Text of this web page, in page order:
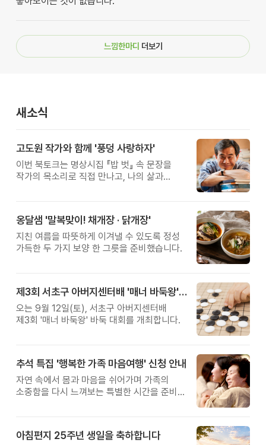
느낌한마디 더보기
새소식
고도원 작가와 함께 '풍덩 사랑하자'
이번 북토크는 명상시집 『밥 벗』 속 문장을
작가의 목소리로 직접 만나고, 나의 삶과
옹달샘 '말복맞이! 채개장 · 닭개장'
지친 여름을 따뜻하게 이겨낼 수 있도록 정성
가득한 두 가지 보양 한 그릇을 준비했습니다.
제3회 서초구 아버지센터배 '매너 바둑왕' 대회
오는 9월 12일(토), 서초구 아버지센터배
제3회 '매너 바둑왕' 바둑 대회를 개최합니다.
추석 특집 '행복한 가족 마음여행' 신청 안내
자연 속에서 몸과 마음을 쉬어가며 가족의
소중함을 다시 느껴보는 특별한 시간을 준비해
아침편지 25주년 생일을 축하합니다